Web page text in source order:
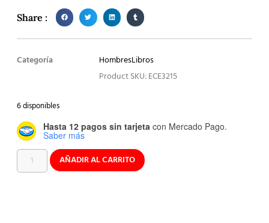
Share :
Categoría HombresLibros
Product SKU: ECE3215
6 disponibles
Hasta 12 pagos sin tarjeta con Mercado Pago.
Saber más
AÑADIR AL CARRITO